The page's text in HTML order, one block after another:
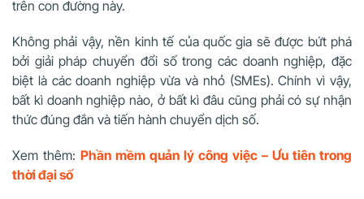
trên con đường này.
Không phải vậy, nền kinh tế của quốc gia sẽ được bứt phá
bởi giải pháp chuyển đổi số trong các doanh nghiệp, đặc
biệt là các doanh nghiệp vừa và nhỏ (SMEs). Chính vì vậy,
bất kì doanh nghiệp nào, ở bất kì đâu cũng phải có sự nhận
thức đúng đắn và tiến hành chuyển dịch số.
Xem thêm: Phần mềm quản lý công việc – Ưu tiên trong
thời đại số